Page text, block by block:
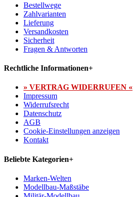
Bestellwege
Zahlvarianten
Lieferung
Versandkosten
Sicherheit
Fragen & Antworten
Rechtliche Informationen+
» VERTRAG WIDERRUFEN «
Impressum
Widerrufsrecht
Datenschutz
AGB
Cookie-Einstellungen anzeigen
Kontakt
Beliebte Kategorien+
Marken-Welten
Modellbau-Maßstäbe